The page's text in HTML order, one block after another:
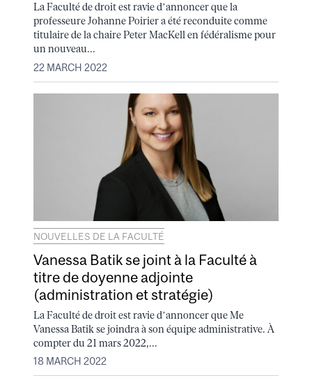
La Faculté de droit est ravie d’annoncer que la
professeure Johanne Poirier a été reconduite comme
titulaire de la chaire Peter MacKell en fédéralisme pour
un nouveau...
22 MARCH 2022
NOUVELLES DE LA FACULTÉ
Vanessa Batik se joint à la Faculté à
titre de doyenne adjointe
(administration et stratégie)
La Faculté de droit est ravie d’annoncer que Me
Vanessa Batik se joindra à son équipe administrative. À
compter du 21 mars 2022,...
18 MARCH 2022